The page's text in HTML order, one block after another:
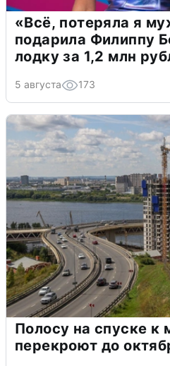
«Всё, потеряла я
подарила Филиппу
лодку за 1,2 млн
5 августа 173
Полосу на спуске к
перекроют до